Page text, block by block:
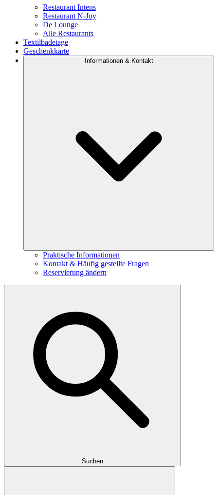
Restaurant Intens
Restaurant N-Joy
De Lounge
Alle Restaurants
Textilbadetage
Geschenkkarte
Informationen & Kontakt
Praktische Informationen
Kontakt & Häufig gestellte Fragen
Reservierung ändern
Suchen